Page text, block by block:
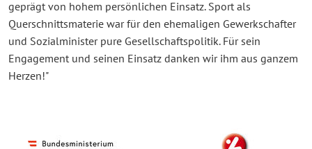
geprägt von hohem persönlichen Einsatz. Sport als
Querschnittsmaterie war für den ehemaligen Gewerkschafter
und Sozialminister pure Gesellschaftspolitik. Für sein
Engagement und seinen Einsatz danken wir ihm aus ganzem
Herzen!"